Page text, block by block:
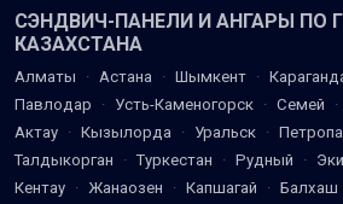
СЭНДВИЧ-ПАНЕЛИ И АНГАРЫ ПО
КАЗАХСТАНА
Алматы · Астана · Шымкент ·
Павлодар
· Усть-Каменогорск · Семей ·
Актау · Кызылорда · Уральск ·
Талдыкорган
· Туркестан · Рудный ·
Кентау · Жанаозен · Капшагай · Балхаш